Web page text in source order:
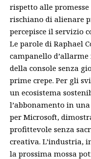
rispetto alle
rischiano di alienare
percepisce il servizio
Le parole di Raphael
campanello
della console senza
prime crepe. Per gli
un ecosistema
l’abbonamento in
per Microsoft,
profittevole senza
creativa. L’industria,
la prossima mossa